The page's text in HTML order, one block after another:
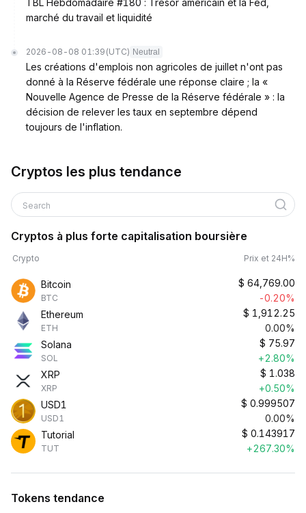
TBL Hebdomadaire #180 : Trésor américain et la Fed,
marché du travail et liquidité
2026-08-08 01:39 (UTC) Neutral
Les créations d'emplois non agricoles de juillet n'ont pas
donné à la Réserve fédérale une réponse claire ; la «
Nouvelle Agence de Presse de la Réserve fédérale » : la
décision de relever les taux en septembre dépend
toujours de l'inflation.
Cryptos les plus tendance
Search
Cryptos à plus forte capitalisation boursière
Crypto Prix et 24H%
Bitcoin
BTC
$ 64,769.00
-0.20%
Ethereum
ETH
$ 1,912.25
0.00%
Solana
SOL
$ 75.97
+2.80%
XRP
XRP
$ 1.038
+0.50%
USD1
USD1
$ 0.999507
0.00%
Tutorial
TUT
$ 0.143917
+267.30%
Tokens tendance